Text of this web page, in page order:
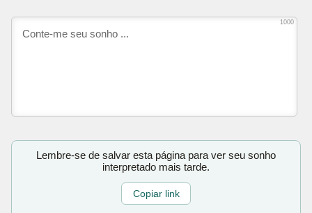
1000
Lembre-se de salvar esta página para ver seu sonho
interpretado mais tarde.
Copiar link